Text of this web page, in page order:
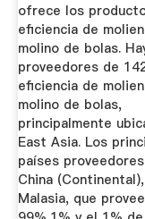
ofrece los
eficiencia de
molino de bolas.
proveedores de
eficiencia de
molino de bolas,
principalmente
East Asia. Los
países
China
Malasia, que